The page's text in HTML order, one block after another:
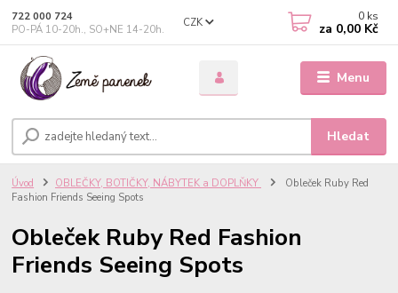
Menu
CZK
Hledat
722 000 724
PO-PÁ 10-20h., SO+NE 14-20h.
0 ks
za 0,00 Kč
Úvod OBLEČKY, BOTIČKY, NÁBYTEK a DOPLŇKY
Obleček Ruby Red
Fashion Friends Seeing Spots
Obleček Ruby Red Fashion
Friends Seeing Spots